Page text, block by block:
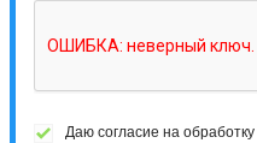
Даю согласие на обработку